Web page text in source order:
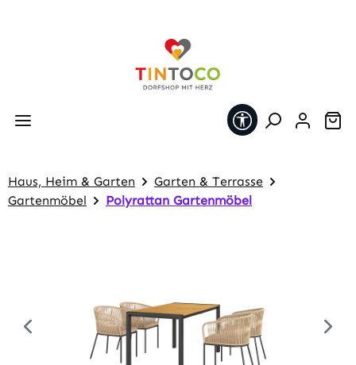
Werkzeugleiste
Haus, Heim & Garten
Garten & Terrasse
Gartenmöbel
Polyrattan Gartenmöbel